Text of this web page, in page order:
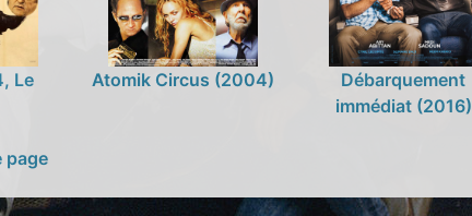
Le
Atomik Circus (2004)
Débarquement
immédiat (2016)
page